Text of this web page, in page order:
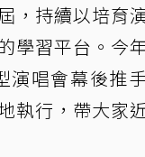
，持續以培育
學習平台。今
演唱會幕後推
執行，帶大家